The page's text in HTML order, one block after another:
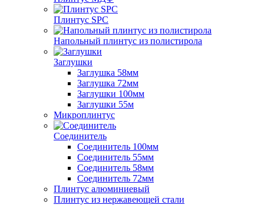
Плинтус SPC
Напольный плинтус из полистирола
Заглушки
Заглушка 58мм
Заглушка 72мм
Заглушки 100мм
Заглушки 55м
Микроплинтус
Соединитель
Соединитель 100мм
Соединитель 55мм
Соединитель 58мм
Соединитель 72мм
Плинтус алюминиевый
Плинтус из нержавеющей стали